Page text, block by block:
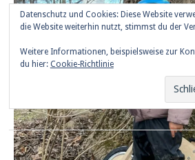
Datenschutz und Cookies: Diese Website
die Website weiterhin nutzt, stimmst du der
Weitere Informationen, beispielsweise zur
du hier: Cookie-Richtlinie